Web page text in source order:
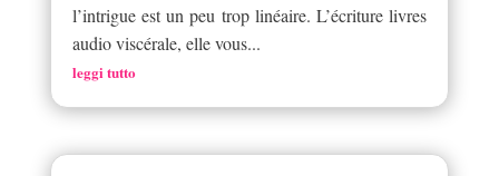
l’intrigue est un peu trop linéaire. L’écriture livres
audio viscérale, elle vous...
leggi tutto